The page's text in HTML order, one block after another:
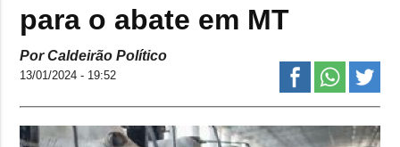
para o abate em MT
Por Caldeirão Político
13/01/2024 - 19:52